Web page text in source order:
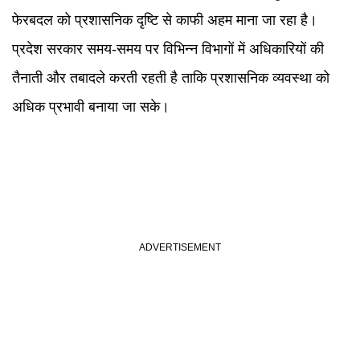
फेरबदल को प्रशासनिक दृष्टि से काफी अहम माना जा रहा है।
प्रदेश सरकार समय-समय पर विभिन्न विभागों में अधिकारियों की
तैनाती और तबादले करती रहती है ताकि प्रशासनिक व्यवस्था को
अधिक प्रभावी बनाया जा सके।